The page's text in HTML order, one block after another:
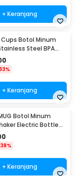
+ Keranjang
Botol Minum
Steel BPA
- K623
+ Keranjang
Botol Minum
Electric Bottle
- 1505
38%
+ Keranjang